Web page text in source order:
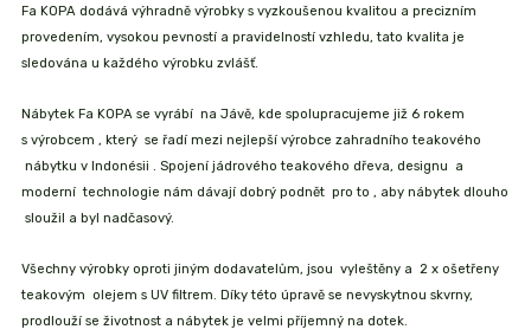
Fa KOPA dodává výhradně výrobky s vyzkoušenou kvalitou a precizním
provedením, vysokou pevností a pravidelností vzhledu, tato kvalita je
sledována u každého výrobku zvlášť.
Nábytek Fa KOPA se vyrábí na Jávě, kde spolupracujeme již 6 rokem
s výrobcem , který se řadí mezi nejlepší výrobce zahradního teakového
nábytku v Indonésii . Spojení jádrového teakového dřeva, designu a
moderní technologie nám dávají dobrý podnět pro to , aby nábytek dlouho
sloužil a byl nadčasový.
Všechny výrobky oproti jiným dodavatelům, jsou vyleštěny a 2 x ošetřeny
teakovým olejem s UV filtrem. Díky této úpravě se nevyskytnou skvrny,
prodlouží se životnost a nábytek je velmi příjemný na dotek.